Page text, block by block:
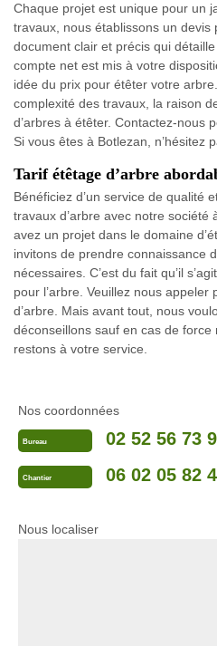
Chaque projet est unique pour un
travaux, nous établissons un devis
document clair et précis qui
compte net est mis à votre
idée du prix pour étêter votre
complexité des travaux, la raison
d’arbres à étêter. Contactez-nous
Si vous êtes à Botlezan, n’hésitez
Tarif étêtage d’arbre
Bénéficiez d’un service de qualité
travaux d’arbre avec notre société
avez un projet dans le domaine
invitons de prendre connaissance
nécessaires. C’est du fait qu’il
pour l’arbre. Veuillez nous
d’arbre. Mais avant tout, nous
déconseillons sauf en cas de force
restons à votre service.
Nos coordonnées
Bureau 02 52 56 73
Chantier 06 02 05 82
Nous localiser